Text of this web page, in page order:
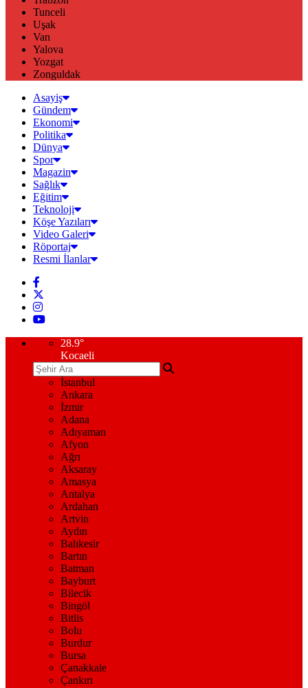
Tunceli
Uşak
Van
Yalova
Yozgat
Zonguldak
Asayiş
Gündem
Ekonomi
Politika
Dünya
Spor
Magazin
Sağlık
Eğitim
Teknoloji
Köşe Yazıları
Video Galeri
Röportaj
Resmi İlanlar
28.9°
Kocaeli
İstanbul
Ankara
İzmir
Adana
Adıyaman
Afyon
Ağrı
Aksaray
Amasya
Antalya
Ardahan
Artvin
Aydın
Balıkesir
Bartın
Batman
Bayburt
Bilecik
Bingöl
Bitlis
Bolu
Burdur
Bursa
Çanakkale
Çankırı